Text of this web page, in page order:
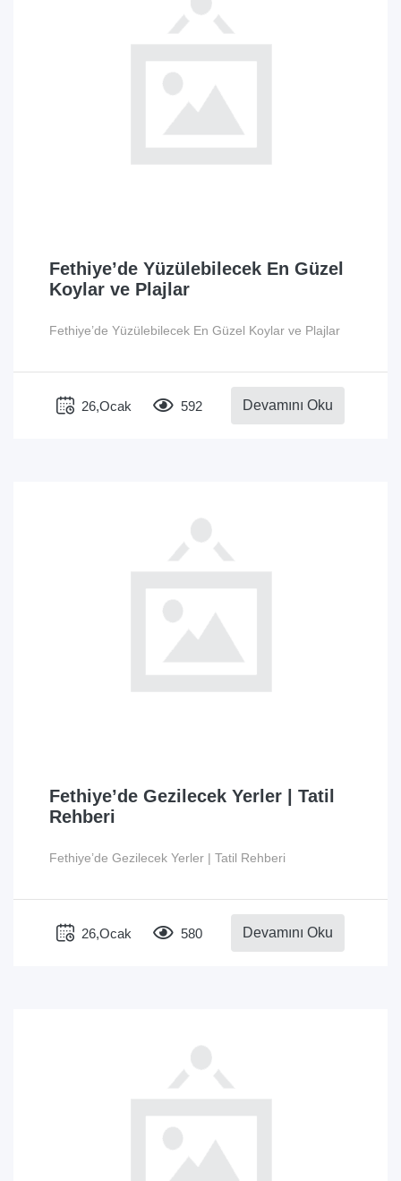
Fethiye’de Yüzülebilecek En Güzel
Koylar ve Plajlar
Fethiye’de Yüzülebilecek En Güzel Koylar ve Plajlar
26,Ocak 592 Devamını Oku
Fethiye’de Gezilecek Yerler | Tatil
Rehberi
Fethiye’de Gezilecek Yerler | Tatil Rehberi
26,Ocak 580 Devamını Oku